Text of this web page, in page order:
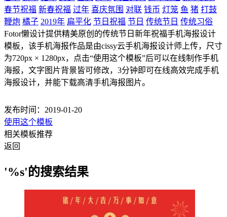
春节祝福 新春祝福 过年 喜庆氛围 对联 钱币 灯笼 鱼 猪 打鼓
鞭炮 橘子 2019年 扁平化 节日祝福 节日 传统节日 传统习俗
Fotor懒设计提供精美原创的传统节日新年祝福手机海报设计
模板，该手机海报作品是由cissy云手机海报设计师上传，尺寸
为720px × 1280px，点击“使用这个模板”后可以在线制作手机
海报，文字图片背景皆可修改，3分钟即可在线高效完成手机
海报设计，并能下载高清手机海报图片。
发布时间：2019-01-20
使用这个模板
相关模板推荐
返回
'%s'的搜索结果